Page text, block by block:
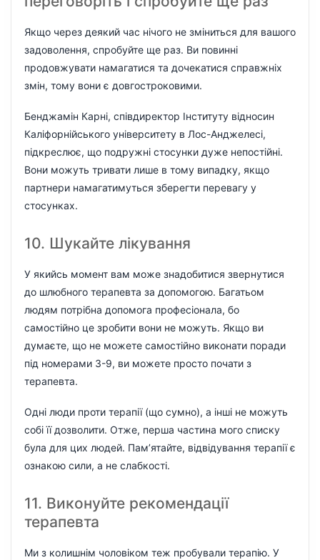
Якщо через деякий час нічого не зміниться для вашого
задоволення, спробуйте ще раз. Ви повинні
продовжувати намагатися та дочекатися справжніх
змін, тому вони є довгостроковими.
Бенджамін Карні, співдиректор Інституту відносин
Каліфорнійського університету в Лос-Анджелесі,
підкреслює, що подружні стосунки дуже непостійні.
Вони можуть тривати лише в тому випадку, якщо
партнери намагатимуться зберегти перевагу у
стосунках.
10. Шукайте лікування
У якийсь момент вам може знадобитися звернутися
до шлюбного терапевта за допомогою. Багатьом
людям потрібна допомога професіонала, бо
самостійно це зробити вони не можуть. Якщо ви
думаєте, що не можете самостійно виконати поради
під номерами 3-9, ви можете просто почати з
терапевта.
Одні люди проти терапії (що сумно), а інші не можуть
собі її дозволити. Отже, перша частина мого списку
була для цих людей. Пам’ятайте, відвідування терапії є
ознакою сили, а не слабкості.
11. Виконуйте рекомендації
терапевта
Ми з колишнім чоловіком теж пробували терапію. У